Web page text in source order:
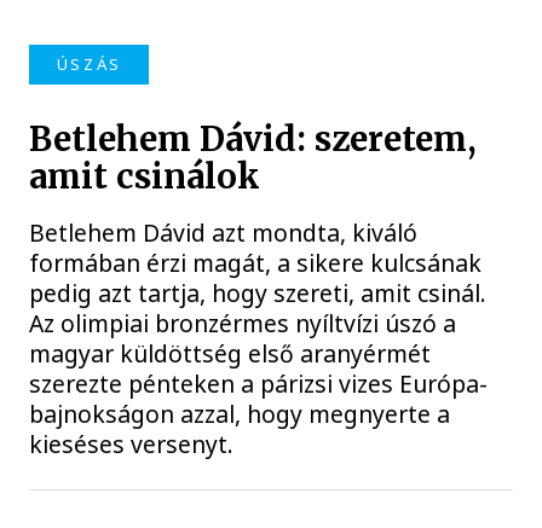
ÚSZÁS
Betlehem Dávid: szeretem,
amit csinálok
Betlehem Dávid azt mondta, kiváló
formában érzi magát, a sikere kulcsának
pedig azt tartja, hogy szereti, amit csinál.
Az olimpiai bronzérmes nyíltvízi úszó a
magyar küldöttség első aranyérmét
szerezte pénteken a párizsi vizes Európa-
bajnokságon azzal, hogy megnyerte a
kieséses versenyt.